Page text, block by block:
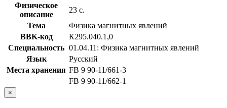
Физическое
описание
23 с.
Тема
Физика магнитных явлений
BBK-код
К295.040.1,0
Специальность 01.04.11: Физика магнитных явлений
Язык
Русский
Места хранения FB 9 90-11/661-3
FB 9 90-11/662-1
×